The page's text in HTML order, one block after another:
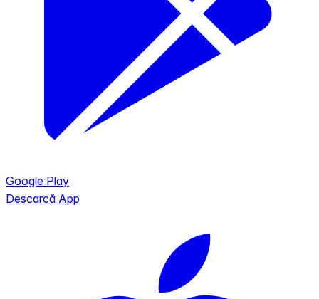
Google Play
Descarcă App